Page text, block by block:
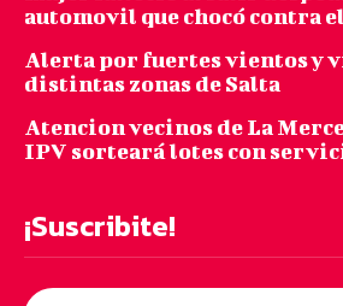
automovil que chocó contra
Alerta por fuertes vientos y
distintas zonas de Salta
Atencion vecinos de La
IPV sorteará lotes con
¡Suscribite!